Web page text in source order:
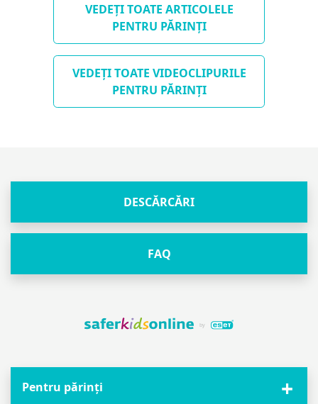
VEDEȚI TOATE ARTICOLELE
PENTRU PĂRINȚI
VEDEȚI TOATE VIDEOCLIPURILE
PENTRU PĂRINȚI
DESCĂRCĂRI
FAQ
Pentru părinți